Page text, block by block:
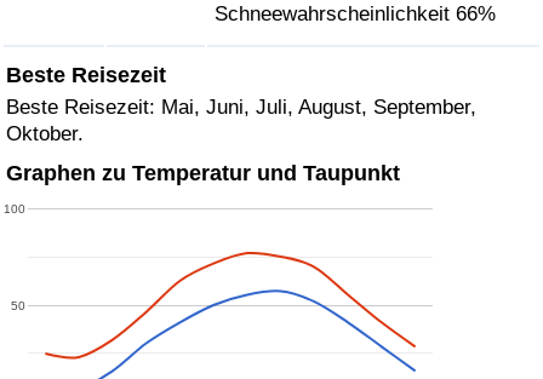
Schneewahrscheinlichkeit 66%
Beste Reisezeit
Beste Reisezeit: Mai, Juni, Juli, August, September,
Oktober.
Graphen zu Temperatur und Taupunkt
50
100